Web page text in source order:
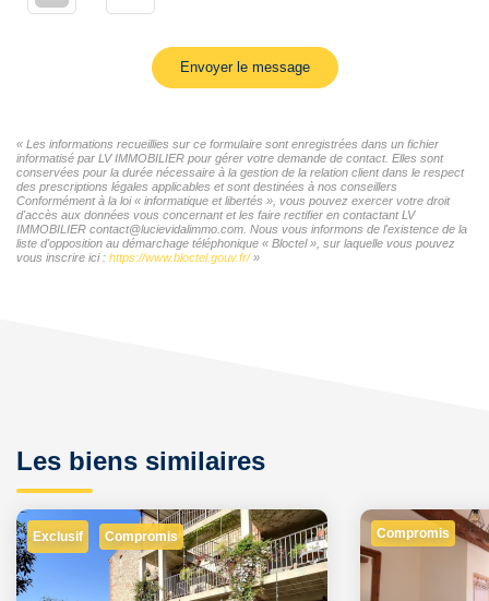
Envoyer le message
« Les informations recueillies sur ce formulaire sont enregistrées dans un fichier
informatisé par LV IMMOBILIER pour gérer votre demande de contact. Elles sont
conservées pour la durée nécessaire à la gestion de la relation client dans le respect
des prescriptions légales applicables et sont destinées à nos conseillers
Conformément à la loi « informatique et libertés », vous pouvez exercer votre droit
d'accès aux données vous concernant et les faire rectifier en contactant LV
IMMOBILIER contact@lucievidalimmo.com. Nous vous informons de l'existence de la
liste d'opposition au démarchage téléphonique « Bloctel », sur laquelle vous pouvez
vous inscrire ici : https://www.bloctel.gouv.fr/»
Les biens similaires
Exclusif Compromis Compromis